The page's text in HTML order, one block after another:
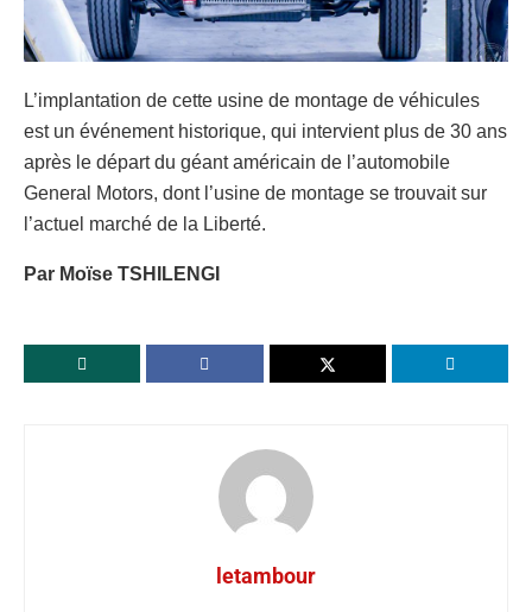
L’implantation de cette usine de montage de véhicules
est un événement historique, qui intervient plus de 30 ans
après le départ du géant américain de l’automobile
General Motors, dont l’usine de montage se trouvait sur
l’actuel marché de la Liberté.
Par Moïse TSHILENGI
letambour